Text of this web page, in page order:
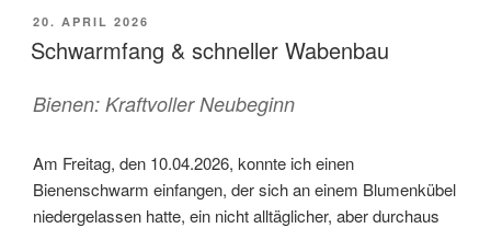
e
b
k
l
e
VERÖFFENTLICHT
AM
20. APRIL 2026
Schwarmfang & schneller Wabenbau
Bienen: Kraftvoller Neubeginn
Am Freitag, den 10.04.2026, konnte ich einen
Bienenschwarm einfangen, der sich an einem Blumenkübel
niedergelassen hatte, ein nicht alltäglicher, aber durchaus